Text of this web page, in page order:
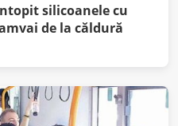
silicoanele cu
de la căldură